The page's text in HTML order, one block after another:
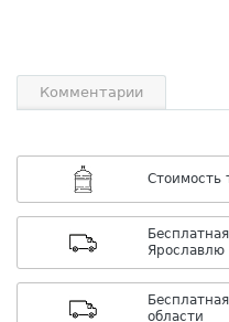
Комментарии
Ярославлю
области